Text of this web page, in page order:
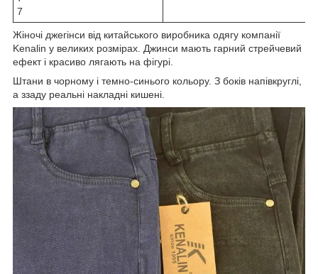
7
Жіночі джегінси від китайського виробника одягу компанії
Kenalin у великих розмірах. Джинси мають гарний стрейчевий
ефект і красиво лягають на фігурі.
Штани в чорному і темно-синього кольору. З боків напівкруглі,
а ззаду реальні накладні кишені.